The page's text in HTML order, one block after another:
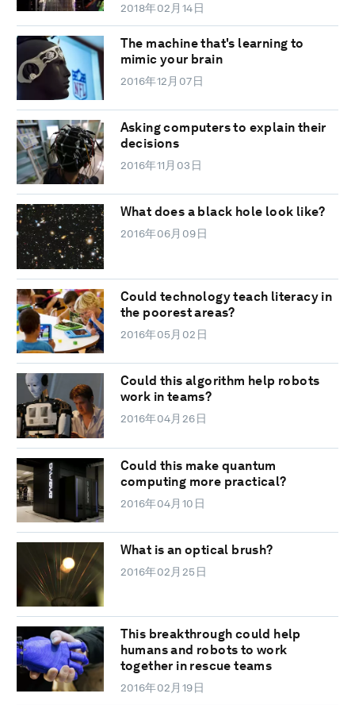
2018年02月14日
The machine that's learning to
mimic your brain
2016年12月07日
Asking computers to explain their
decisions
2016年11月03日
What does a black hole look like?
2016年06月09日
Could technology teach literacy in
the poorest areas?
2016年05月02日
Could this algorithm help robots
work in teams?
2016年04月26日
Could this make quantum
computing more practical?
2016年04月10日
What is an optical brush?
2016年02月25日
This breakthrough could help
humans and robots to work
together in rescue teams
2016年02月19日